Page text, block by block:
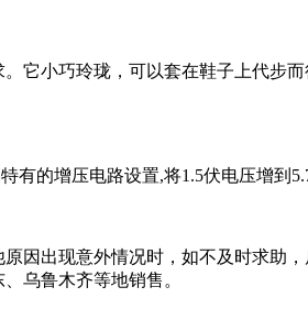
小巧玲珑，可以套在鞋子上代步
的增压电路设置,将1.5伏电压增到
出现意外情况时，如不及时求助
乌鲁木齐等地销售。